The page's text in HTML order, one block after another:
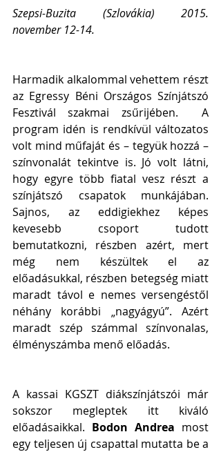
Szepsi-Buzita (Szlovákia) 2015.
november 12-14.
Harmadik alkalommal vehettem részt
az Egressy Béni Országos Színjátszó
Fesztivál szakmai zsűrijében.  A
program idén is rendkívül változatos
volt mind műfaját és – tegyük hozzá –
színvonalát tekintve is. Jó volt látni,
hogy egyre több fiatal vesz részt a
színjátszó csapatok munkájában.
Sajnos, az eddigiekhez képes
kevesebb csoport tudott
bemutatkozni, részben azért, mert
még nem készültek el az
előadásukkal, részben betegség miatt
maradt távol e nemes versengéstől
néhány korábbi „nagyágyú”. Azért
maradt szép számmal színvonalas,
élményszámba menő előadás.
A kassai KGSZT diákszínjátszói már
sokszor megleptek itt kiváló
előadásaikkal. Bodon Andrea most